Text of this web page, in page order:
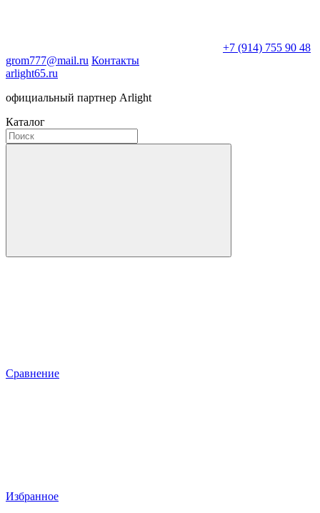
+7 (914) 755 90 48
grom777@mail.ru Контакты
arlight65.ru
официальный партнер Arlight
Каталог
Сравнение
Избранное